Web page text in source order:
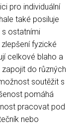
pro individuální
také posiluje
ostatními
fyzické
celkové blaho a
do různých
soutěžit s
pomáhá
pracovat pod
nebo